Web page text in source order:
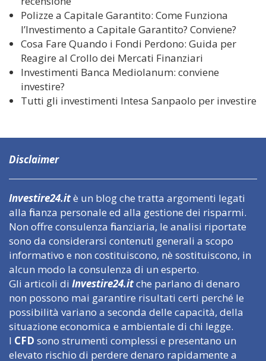
Polizze a Capitale Garantito: Come Funziona
l’Investimento a Capitale Garantito? Conviene?
Cosa Fare Quando i Fondi Perdono: Guida per
Reagire al Crollo dei Mercati Finanziari
Investimenti Banca Mediolanum: conviene
investire?
Tutti gli investimenti Intesa Sanpaolo per investire
Disclaimer
Investire24.itè un blog che tratta argomenti legati
alla finanza personale ed alla gestione dei risparmi.
Non offre consulenza finanziaria, le analisi riportate
sono da considerarsi contenuti generali a scopo
informativo e non costituiscono, nè sostituiscono, in
alcun modo la consulenza di un esperto.
Gli articoli di Investire24.itche parlano di denaro
non possono mai garantire risultati certi perché le
possibilità variano a seconda delle capacità, della
situazione economica e ambientale di chi legge.
I CFD sono strumenti complessi e presentano un
elevato rischio di perdere denaro rapidamente a